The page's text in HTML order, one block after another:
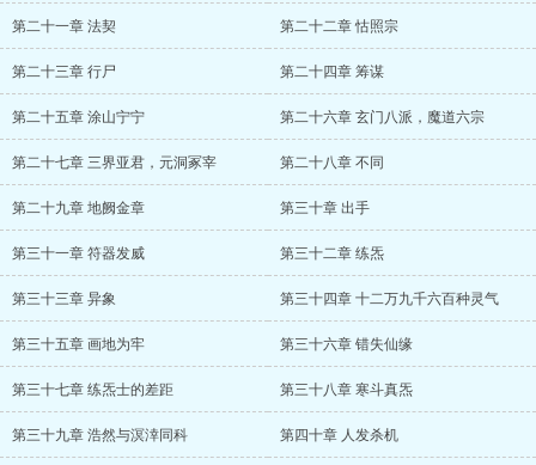
第二十一章 法契 第二十二章 怙照宗
第二十三章 行尸 第二十四章 筹谋
第二十五章 涂山宁宁 第二十六章 玄门八派，魔道六宗
第二十七章 三界亚君，元洞冢宰 第二十八章 不同
第二十九章 地阙金章 第三十章 出手
第三十一章 符器发威 第三十二章 练炁
第三十三章 异象 第三十四章 十二万九千六百种灵气
第三十五章 画地为牢 第三十六章 错失仙缘
第三十七章 练炁士的差距 第三十八章 寒斗真炁
第三十九章 浩然与溟涬同科 第四十章 人发杀机